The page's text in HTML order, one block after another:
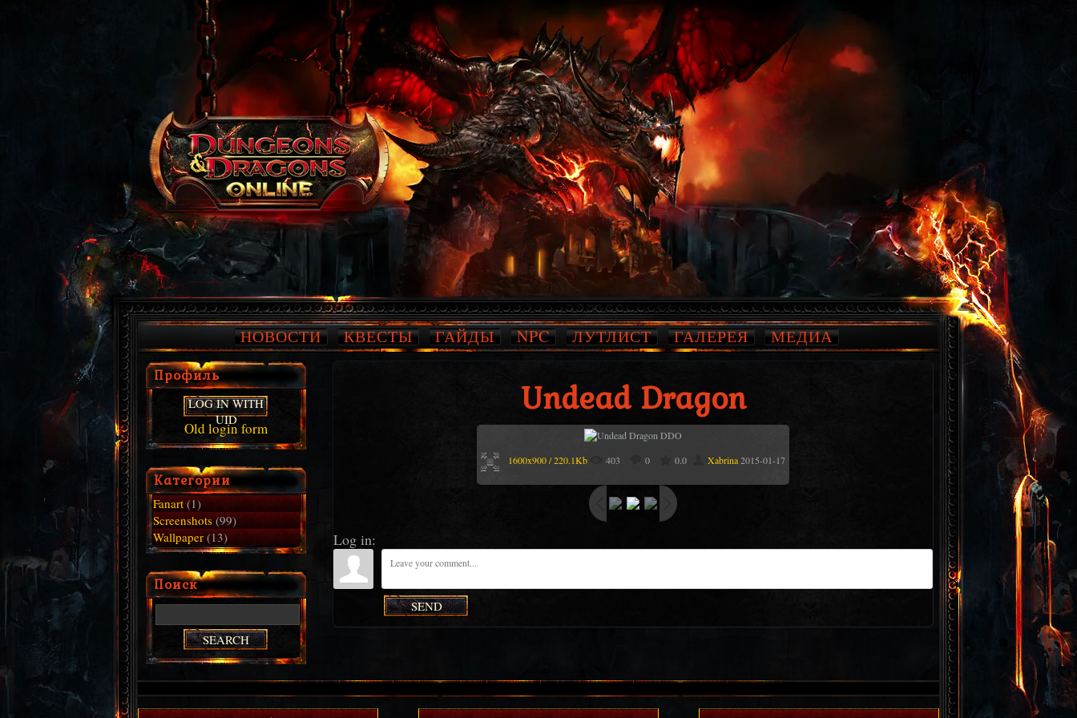
НОВОСТИ КВЕСТЫ ГАЙДЫ NPC ЛУТЛИСТ ГАЛЕРЕЯ МЕДИА
Undead Dragon
1600x900 / 220.1Kb 403 0 0.0 Xabrina2015-01-17
Log in:
SEND
Профиль
LOG IN WITH
UID
Old login form
Категории
Fanart(1)
Screenshots(99)
Wallpaper(13)
Поиск